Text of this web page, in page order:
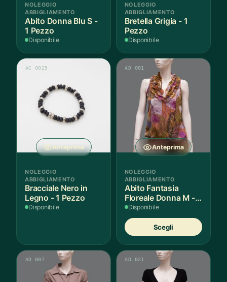
NOLEGGIO
ABBIGLIAMENTO
Abito Donna Blu S -
1 Pezzo
Disponibile
NOLEGGIO
ABBIGLIAMENTO
Bretella Grigia - 1
Pezzo
Disponibile
Anteprima
AC 0025
NOLEGGIO
ABBIGLIAMENTO
Bracciale Nero in
Legno - 1 Pezzo
Disponibile
Anteprima
AD 001
NOLEGGIO
ABBIGLIAMENTO
Abito Fantasia
Floreale Donna M - 1
Pezzo
Disponibile
Scegli
ha
più
AD 007 AD 021